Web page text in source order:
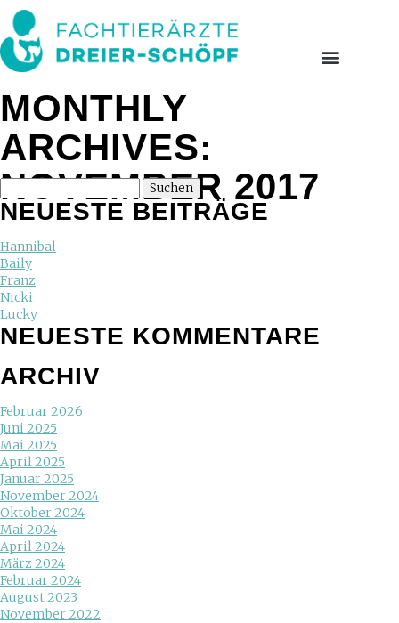
MONTHLY
ARCHIVES:
NOVEMBER 2017
NEUESTE BEITRÄGE
Hannibal
Baily
Franz
Nicki
Lucky
NEUESTE KOMMENTARE
ARCHIV
Februar 2026
Juni 2025
Mai 2025
April 2025
Januar 2025
November 2024
Oktober 2024
Mai 2024
April 2024
März 2024
Februar 2024
August 2023
November 2022